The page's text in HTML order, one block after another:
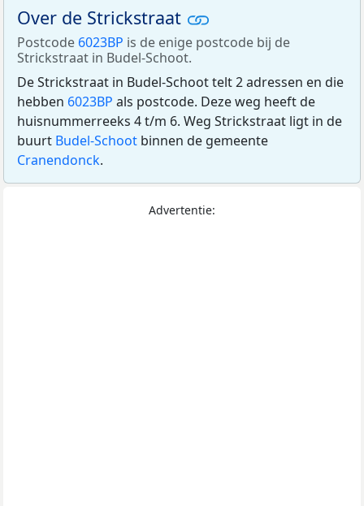
Over de Strickstraat
Postcode 6023BP is de enige postcode bij de
Strickstraat in Budel-Schoot.
De Strickstraat in Budel-Schoot telt 2 adressen en die
hebben 6023BP als postcode. Deze weg heeft de
huisnummerreeks 4 t/m 6. Weg Strickstraat ligt in de
buurt Budel-Schoot binnen de gemeente
Cranendonck.
Advertentie: